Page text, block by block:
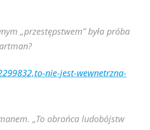
„przestępstwem” była próba
nie-jest-wewnetrzna-
„To obrońca ludobójstw